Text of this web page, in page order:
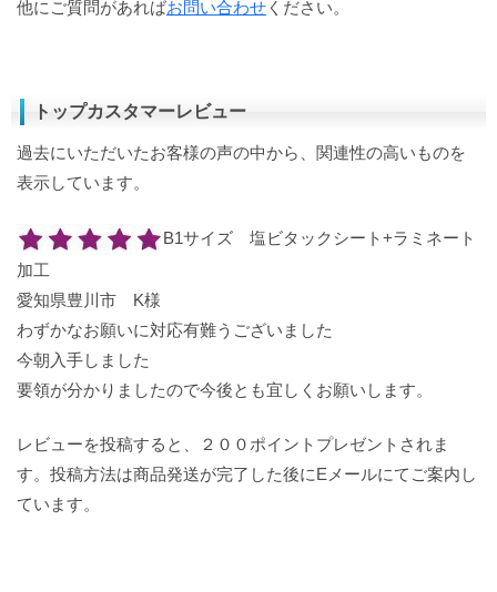
他にご質問があればお問い合わせ ください。
トップカスタマーレビュー
過去にいただいたお客様の声の中から、関連性の高いものを
表示しています。
B1サイズ 塩ビタックシート+ラミネート
加工
愛知県豊川市 K様
わずかなお願いに対応有難うございました
今朝入手しました
要領が分かりましたので今後とも宜しくお願いします。
レビューを投稿すると、２００ポイントプレゼントされま
す。投稿方法は商品発送が完了した後にEメールにてご案内し
ています。